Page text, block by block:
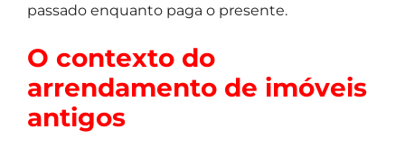
passado enquanto paga o presente.
O contexto do
arrendamento de imóveis
antigos